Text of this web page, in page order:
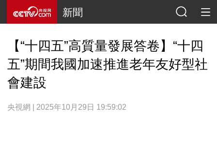
新聞
【“十四五”高質量發展答卷】“十四
五”期間我國加速推進老年友好型社
會建設
央視網 | 2025年10月29日 19:59:02